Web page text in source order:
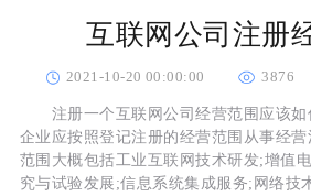
互联网公司注册
2021-10-20 00:00:00 3876
注册一个互联网公司经营范围应该如
企业应按照登记注册的经营范围从事经
范围大概包括工业互联网技术研发;增值
究与试验发展;信息系统集成服务;网络技